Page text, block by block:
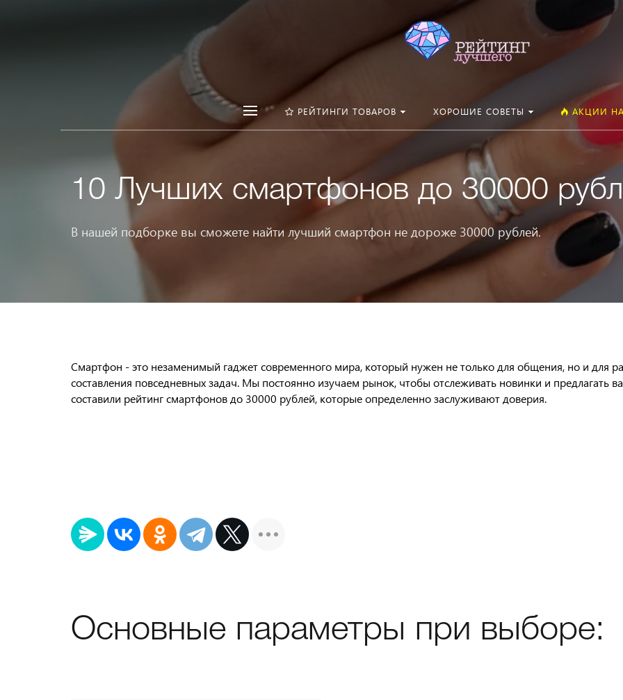
Искать:
РЕЙТИНГИ ТОВАРОВ ХОРОШИЕ СОВЕТЫ АКЦИИ
10 Лучших смартфонов до 30000
В нашей подборке вы сможете найти лучший смартфон не дороже 30000 рублей.
Смартфон - это незаменимый гаджет современного мира, который нужен не только для общения, но и для
составления повседневных задач. Мы постоянно изучаем рынок, чтобы отслеживать новинки и
составили рейтинг смартфонов до 30000 рублей, которые определенно заслуживают доверия.
Основные параметры при выборе: